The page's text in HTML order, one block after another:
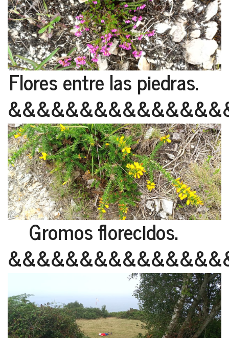
Flores entre las piedras.
Gromos florecidos.